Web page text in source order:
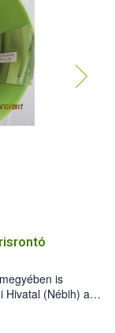
is
Hivatal (Nébih) a
jelenlétét. A
de már fertőzött